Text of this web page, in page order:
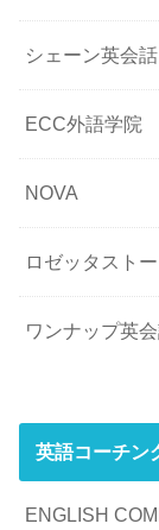
シェーン英会話
ECC外語学院
NOVA
ロゼッタスト
ワンナップ英
英語コーチン
ENGLISH